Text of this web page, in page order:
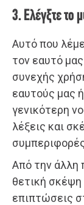
3. Ελέγξτε το
Αυτό που
τον εαυτό
συνεχής
εαυτούς μας
γενικότερη
λέξεις και
Από την άλλη
θετική σκέψη
επιπτώσεις